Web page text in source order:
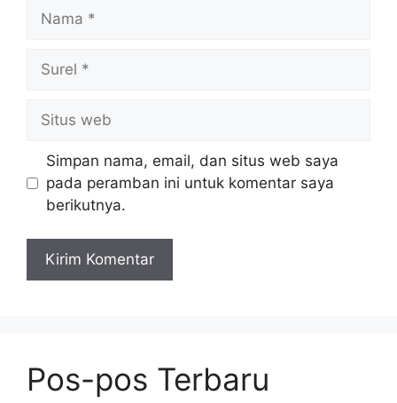
web
Simpan nama, email, dan situs web saya
pada peramban ini untuk komentar saya
berikutnya.
Pos-pos Terbaru